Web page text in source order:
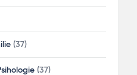
(37)
(37)